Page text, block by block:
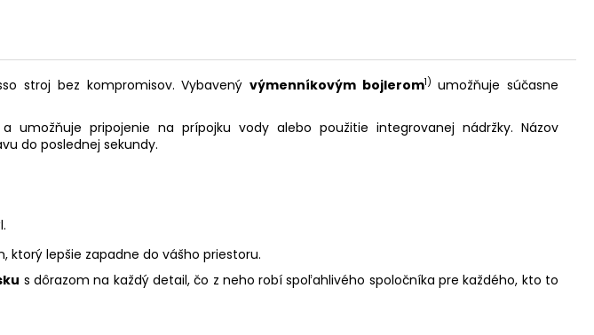
stroj bez kompromisov. Vybavený výmenníkovým bojlerom1) umožňuje súčasne
umožňuje pripojenie na prípojku vody alebo použitie integrovanej nádržky. Názov
do poslednej sekundy.
ktorý lepšie zapadne do vášho priestoru.
s dôrazom na každý detail, čo z neho robí spoľahlivého spoločníka pre každého, kto to